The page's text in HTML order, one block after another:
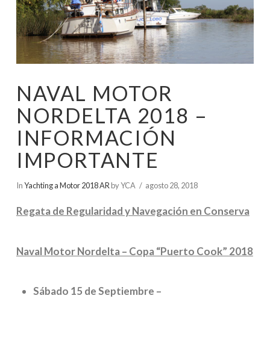
NAVAL MOTOR
NORDELTA 2018 –
INFORMACIÓN
IMPORTANTE
InYachting a Motor 2018 AR by YCA agosto 28, 2018
Regata de Regularidad y Navegación en Conserva
Naval Motor Nordelta – Copa “Puerto Cook” 2018
Sábado 15 de Septiembre –